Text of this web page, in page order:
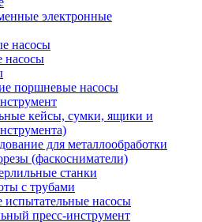
электронные
насосы
насосы
поршневые насосы
кейсы, сумки, ящики и
для металлообработки
(фаскосниматели)
станки
с трубами
испытательные насосы
пресс-инструмент